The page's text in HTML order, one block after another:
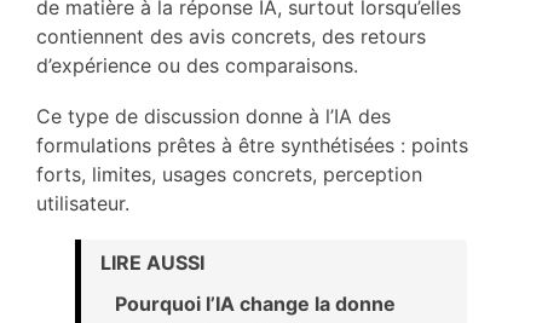
de matière à la réponse IA, surtout lorsqu’elles
contiennent des avis concrets, des retours
d’expérience ou des comparaisons.
Ce type de discussion donne à l’IA des
formulations prêtes à être synthétisées : points
forts, limites, usages concrets, perception
utilisateur.
LIRE AUSSI
Pourquoi l’IA change la donne